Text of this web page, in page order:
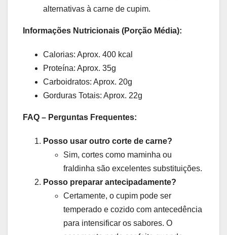
alternativas à carne de cupim.
Informações Nutricionais (Porção Média):
Calorias: Aprox. 400 kcal
Proteína: Aprox. 35g
Carboidratos: Aprox. 20g
Gorduras Totais: Aprox. 22g
FAQ – Perguntas Frequentes:
Posso usar outro corte de carne?
Sim, cortes como maminha ou
fraldinha são excelentes substituições.
Posso preparar antecipadamente?
Certamente, o cupim pode ser
temperado e cozido com antecedência
para intensificar os sabores. O